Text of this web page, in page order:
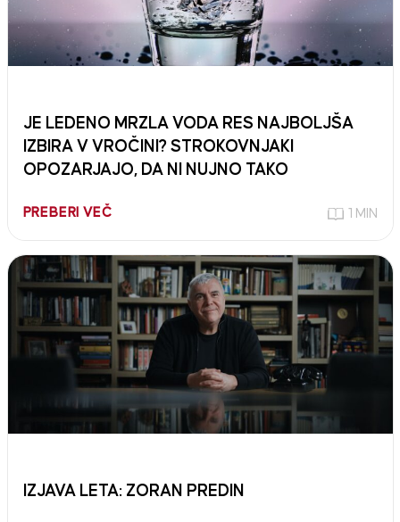
JE LEDENO MRZLA VODA RES NAJBOLJŠA
IZBIRA V VROČINI? STROKOVNJAKI
OPOZARJAJO, DA NI NUJNO TAKO
PREBERI VEČ 1 MIN
IZJAVA LETA: ZORAN PREDIN